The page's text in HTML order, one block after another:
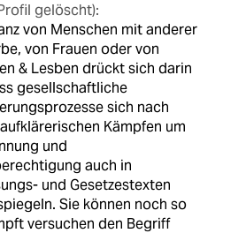
gelöscht):
von Menschen mit anderer
von Frauen oder von
& Lesben drückt sich darin
gesellschaftliche
sich nach
Kämpfen um
und
auch in
und Gesetzestexten
Sie können noch so
versuchen den Begriff